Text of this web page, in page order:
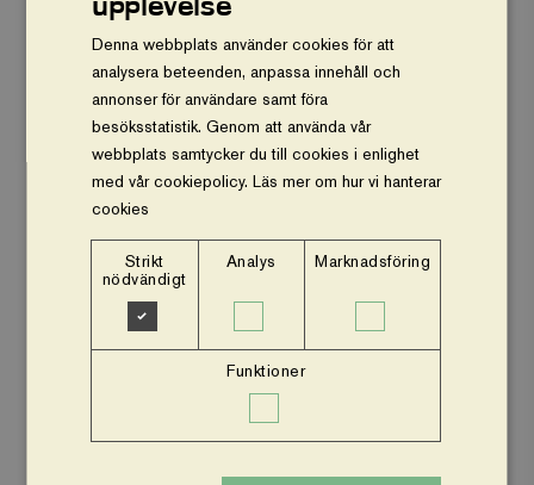
Om oss
Vår ekonomi
Stöd oss
Om webbplatsen
Facebook Instagram
Insamlingsstiftelsen Vi planterar träd
Denna webbplats använder cookies för att
analysera beteenden, anpassa innehåll och
annonser för användare samt föra
besöksstatistik. Genom att använda vår
webbplats samtycker du till cookies i enlighet
med vår cookiepolicy.Läs mer om hur vi hanterar
cookies
Strikt
nödvändigt
Analys Marknadsföring
Funktioner